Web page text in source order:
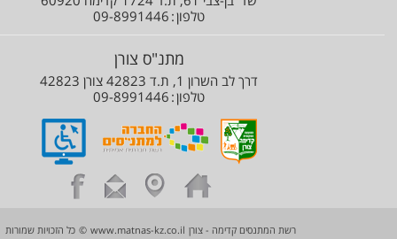
09-8991446
09-8991446
רשת המתנסים קדימה - צורן www.matnas-kz.co.il
© כל הזכויות שמורות